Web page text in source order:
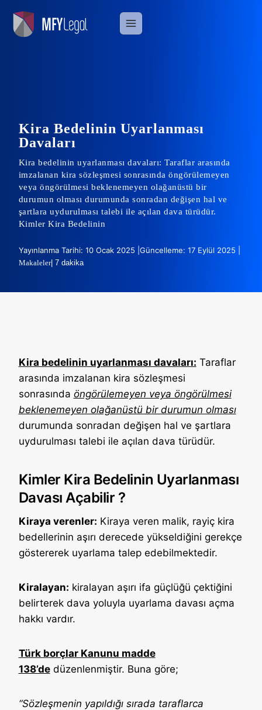
content
Kira Bedelinin Uyarlanması
Davaları
Kira bedelinin uyarlanması davaları: Taraflar arasında
imzalanan kira sözleşmesi sonrasında öngörülemeyen
veya öngörülmesi beklenemeyen olağanüstü bir
durumun olması durumunda sonradan değişen hal ve
şartlara uydurulması talebi ile açılan dava türüdür.
Kimler Kira Bedelinin
Yayınlanma Tarihi: 10 Ocak 2025 | Güncelleme: 17 Eylül 2025 |
Makaleler| 7 dakika
Kira bedelinin uyarlanması davaları: Taraflar
arasında imzalanan kira sözleşmesi
sonrasında öngörülemeyen veya öngörülmesi
beklenemeyen olağanüstü bir durumun olması
durumunda sonradan değişen hal ve şartlara
uydurulması talebi ile açılan dava türüdür.
Kimler Kira Bedelinin Uyarlanması
Davası Açabilir ?
Kiraya verenler: Kiraya veren malik, rayiç kira
bedellerinin aşırı derecede yükseldiğini gerekçe
göstererek uyarlama talep edebilmektedir.
Kiralayan: kiralayan aşırı ifa güçlüğü çektiğini
belirterek dava yoluyla uyarlama davası açma
hakkı vardır.
Türk borçlar Kanunu madde
138’dedüzenlenmiştir. Buna göre;
“Sözleşmenin yapıldığı sırada taraflarca